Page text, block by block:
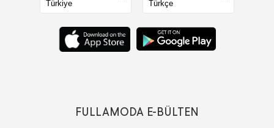
FULLAMODA E-BÜLTEN